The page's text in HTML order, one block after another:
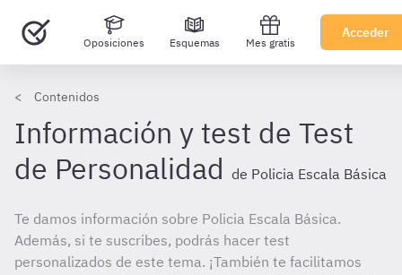
Oposiciones Esquemas Mes gratis
Acceder
Contenidos
Información y test de Test
de Personalidad de Policia Escala Básica
Te damos información sobre Policia Escala Básica.
Además, si te suscribes, podrás hacer test
personalizados de este tema. ¡También te facilitamos